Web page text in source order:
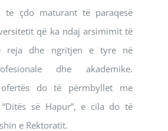
te çdo maturant të paraqesë
që ka ndaj arsimimit të
reja dhe ngritjen e tyre në
dhe akademike.
do të përmbyllet me
së Hapur”, e cila do të
e Rektoratit.